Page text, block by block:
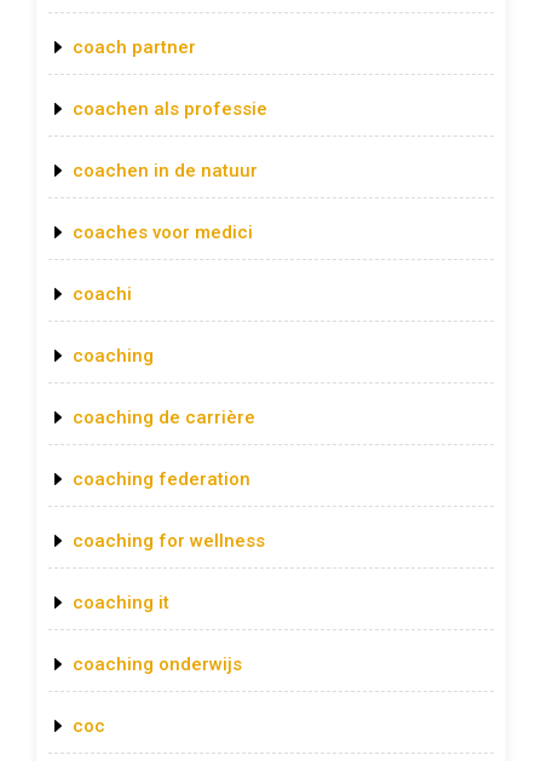
coach partner
coachen als professie
coachen in de natuur
coaches voor medici
coachi
coaching
coaching de carrière
coaching federation
coaching for wellness
coaching it
coaching onderwijs
coc